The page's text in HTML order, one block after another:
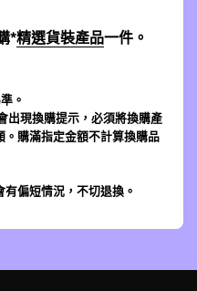
*精選貨裝產品一件。
。
出現換購提示，必須將換購產
。購滿指定金額不計算換購品
偏短情況，不切退換。